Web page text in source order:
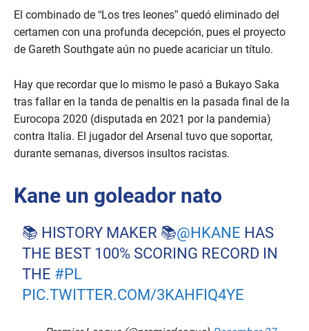
El combinado de “Los tres leones” quedó eliminado del
certamen con una profunda decepción, pues el proyecto
de Gareth Southgate aún no puede acariciar un título.
Hay que recordar que lo mismo le pasó a Bukayo Saka
tras fallar en la tanda de penaltis en la pasada final de la
Eurocopa 2020 (disputada en 2021 por la pandemia)
contra Italia. El jugador del Arsenal tuvo que soportar,
durante semanas, diversos insultos racistas.
Kane un goleador nato
📚 HISTORY MAKER 📚@HKANE HAS
THE BEST 100% SCORING RECORD IN
THE #PL
PIC.TWITTER.COM/3KAHFIQ4YE